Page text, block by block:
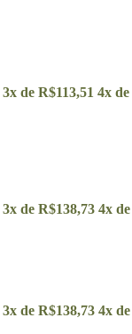
3x de R$113,51 4x de
3x de R$138,73 4x de
3x de R$138,73 4x de